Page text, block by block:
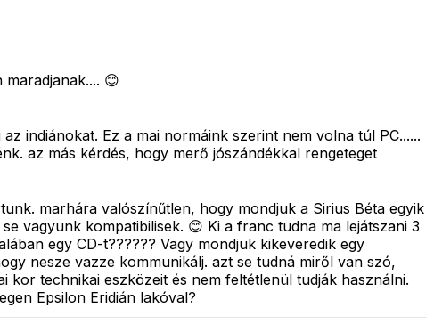
😊
indiánokat. Ez a mai normáink szerint nem volna túl PC......
az más kérdés, hogy merő jószándékkal rengeteget
marhára valószínűtlen, hogy mondjuk a Sirius Béta egyik
vagyunk kompatibilisek. 😊 Ki a franc tudna ma lejátszani 3
egy CD-t?????? Vagy mondjuk kikeveredik egy
nesze vazze kommunikálj. azt se tudná miről van szó,
kor technikai eszközeit és nem feltétlenül tudják használni.
Epsilon Eridián lakóval?